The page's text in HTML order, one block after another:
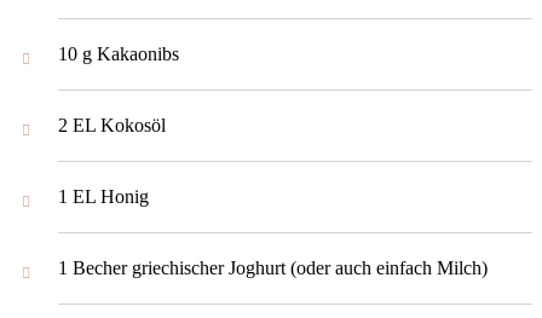
10 g Kakaonibs
2 EL Kokosöl
1 EL Honig
1 Becher griechischer Joghurt (oder auch einfach Milch)